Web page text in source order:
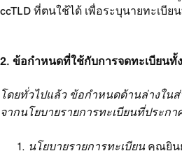
ccTLD ที่ตนใช้ได้ เพื่อระบุนายทะเบี
2. ข้อกำหนดที่ใช้กับการจดทะเบียนทั้
โดยทั่วไปแล้ว ข้อกำหนดด้านล่างใน
จากนโยบายรายการทะเบียนที่ประก
นโยบายรายการทะเบียน คุณยิน